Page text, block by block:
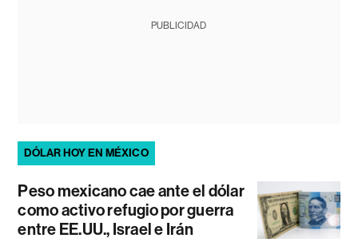
PUBLICIDAD
DÓLAR HOY EN MÉXICO
Peso mexicano cae ante el dólar
como activo refugio por guerra
entre EE.UU., Israel e Irán